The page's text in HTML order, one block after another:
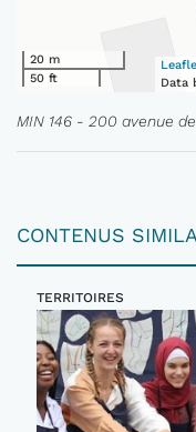
20 m
50 ft
Data
MIN 146 - 200 avenue
CONTENUS
TERRITOIRES